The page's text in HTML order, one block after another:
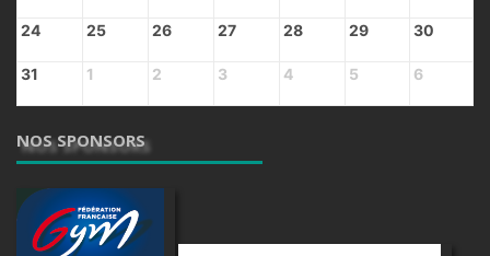
24 25 26 27 28 29 30
31 1 2 3 4 5 6
NOS SPONSORS